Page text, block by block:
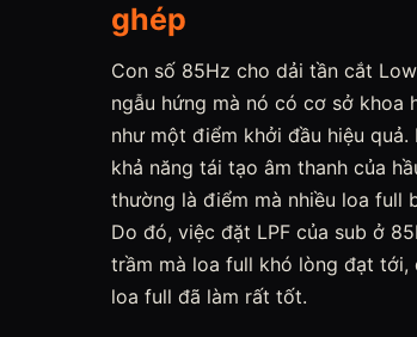
ghép
Con số 85Hz cho dải tần cắt
ngẫu hứng mà nó có cơ sở khoa
như một điểm khởi đầu hiệu
khả năng tái tạo âm thanh của
thường là điểm mà nhiều loa full
Do đó, việc đặt LPF của sub ở
trầm mà loa full khó lòng đạt tới,
loa full đã làm rất tốt.